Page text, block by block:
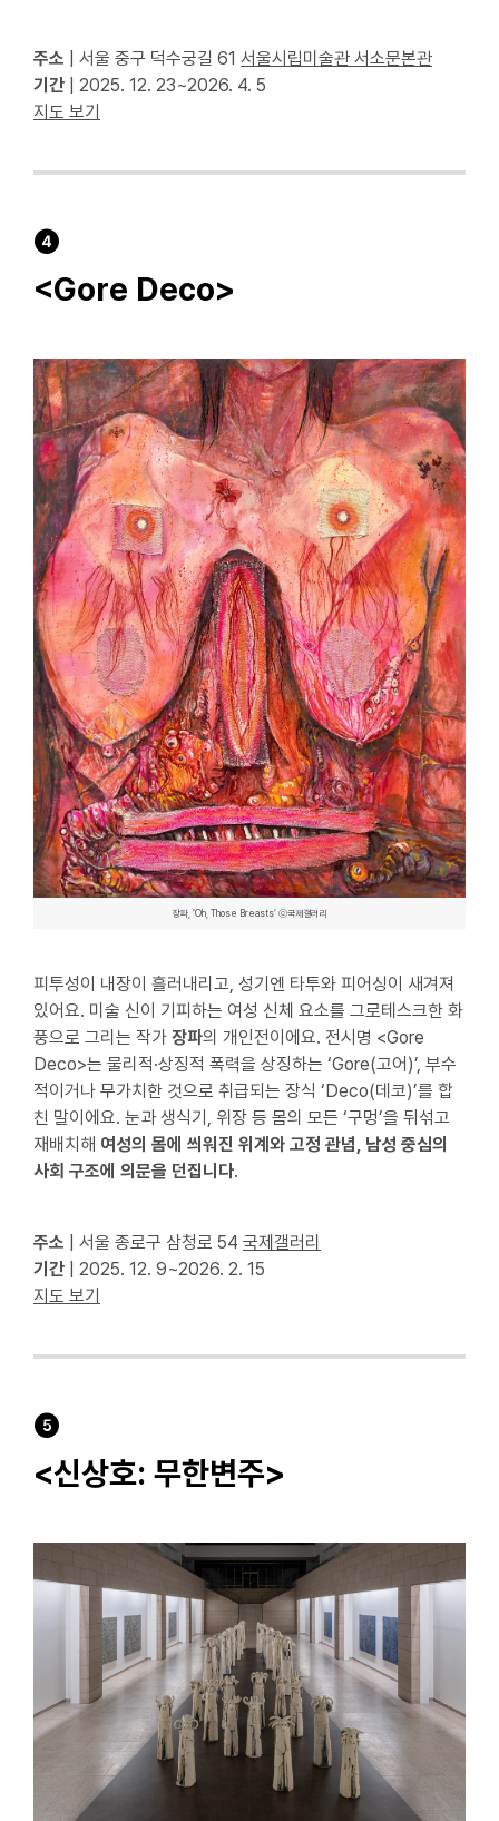
주소 | 서울 중구 덕수궁길 61 서울시립미술관 서소문본관
기간
| 2025. 12. 23~2026. 4. 5
지도 보기
❹
<Gore Deco>
장파, ‘Oh, Those Breasts’ ⓒ국제갤러리
피투성이 내장이 흘러내리고, 성기엔 타투와 피어싱이 새겨져
있어요. 미술 신이 기피하는 여성 신체 요소를 그로테스크한 화
풍으로 그리는 작가 장파의 개인전이에요. 전시명 <Gore
Deco>는 물리적·상징적 폭력을 상징하는 ‘Gore(고어)’, 부수
적이거나 무가치한 것으로 취급되는 장식 ‘Deco(데코)’를 합
친 말이에요. 눈과 생식기, 위장 등 몸의 모든 ‘구멍’을 뒤섞고
재배치해 여성의 몸에 씌워진 위계와 고정 관념, 남성 중심의
사회 구조에 의문을 던집니다.
주소 | 서울 종로구 삼청로 54 국제갤러리
기간
| 2025. 12. 9~2026. 2. 15
지도 보기
❺
<신상호: 무한변주>